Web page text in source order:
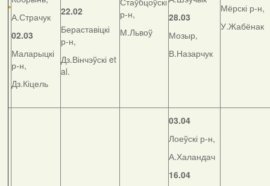
А.Страчук
02.03
Маларыцкі
р-н,
Дз.Кіцель
22.02
Бераставіцкі
р-н,
Дз.Вінчэўскі et
al.
р-н,
М.Львоў
28.03
Мозыр,
В.Назарчук
Мёрскі р-н,
У.Жабёнак
03.04
Лоеўскі р-н,
А.Халандач
16.04